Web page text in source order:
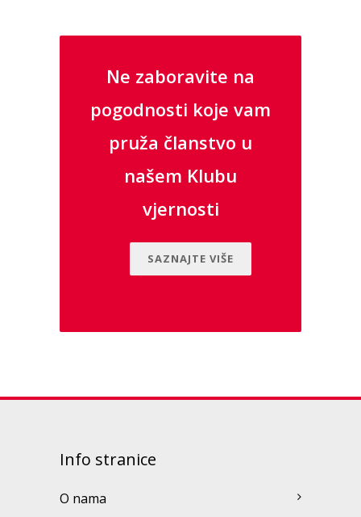
Ne zaboravite na
pogodnosti koje vam
pruža članstvo u
našem Klubu
vjernosti
SAZNAJTE VIŠE
Info stranice
O nama